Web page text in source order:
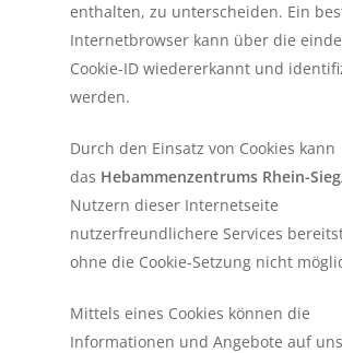
enthalten, zu unterscheiden. Ein
Internetbrowser kann über die
Cookie-ID wiedererkannt und
werden.
Durch den Einsatz von Cookies kann
das Hebammenzentrums Rhein-
Nutzern dieser Internetseite
nutzerfreundlichere Services
ohne die Cookie-Setzung nicht
Mittels eines Cookies können die
Informationen und Angebote auf